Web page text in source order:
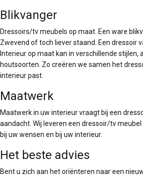
Blikvanger
Dressoirs/tv meubels op maat. Een ware
Zwevend of toch liever staand. Een dressoir
Interieur op maat kan in verschillende stijlen,
houtsoorten. Zo creëren we samen het
interieur past.
Maatwerk
Maatwerk in uw interieur vraagt bij een
aandacht. Wij leveren een dressoir/tv
bij uw wensen en bij uw interieur.
Het beste advies
Bent u zich aan het oriënteren naar een